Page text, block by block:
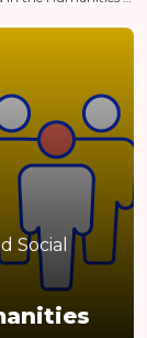
Social